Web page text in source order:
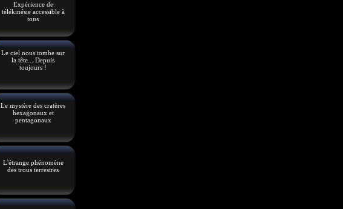
Expérience de
télékinésie accessible à
tous
Le ciel nous tombe sur
la tête... Depuis
toujours !
Le mystère des cratères
hexagonaux et
pentagonaux
L'étrange phénomène
des trous terrestres